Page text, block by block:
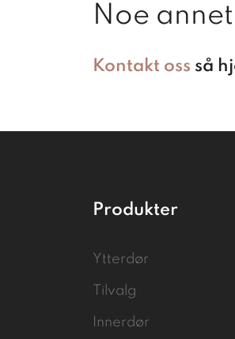
Noe
Kontakt oss så
Produkter
Ytterdør
Tilvalg
Innerdør